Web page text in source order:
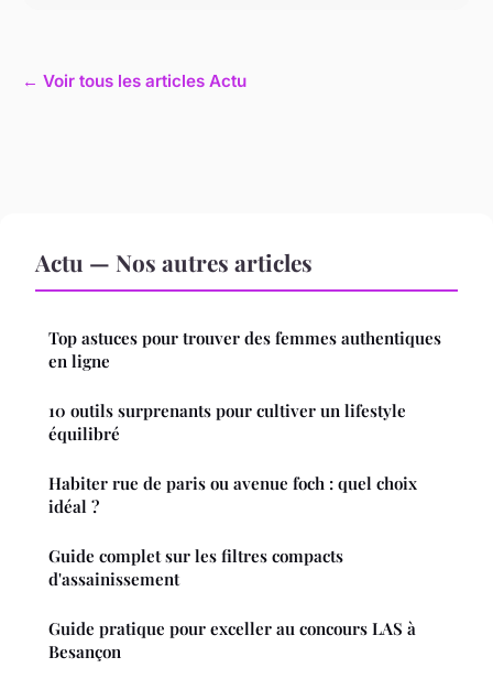
← Voir tous les articles Actu
Actu — Nos autres articles
Top astuces pour trouver des femmes authentiques
en ligne
10 outils surprenants pour cultiver un lifestyle
équilibré
Habiter rue de paris ou avenue foch : quel choix
idéal ?
Guide complet sur les filtres compacts
d'assainissement
Guide pratique pour exceller au concours LAS à
Besançon